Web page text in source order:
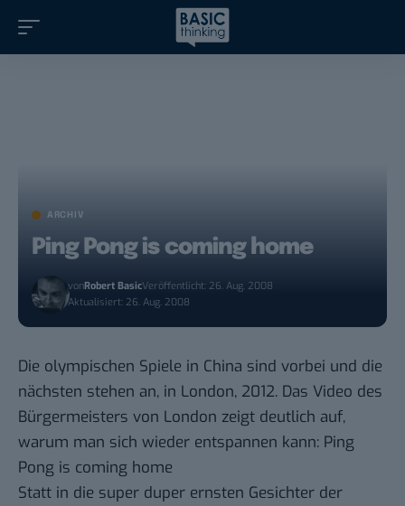
ARCHIV
Ping Pong is coming home
vonRobert BasicVeröffentlicht: 26. Aug. 2008
Aktualisiert: 26. Aug. 2008
Die olympischen Spiele in China sind vorbei und die
nächsten stehen an, in London, 2012. Das Video des
Bürgermeisters von London zeigt deutlich auf,
warum man sich wieder entspannen kann: Ping
Pong is coming home
Statt in die super duper ernsten Gesichter der